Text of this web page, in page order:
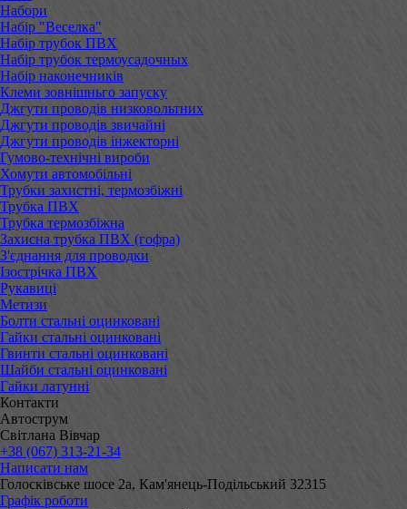
Набори
Набір "Веселка"
Набір трубок ПВХ
Набір трубок термоусадочных
Набір наконечників
Клеми зовнішньго запуску
Джгути проводів низковольтних
Джгути проводів звичайні
Джгути проводів інжекторні
Гумово-технічні вироби
Хомути автомобільні
Трубки захистні, термозбіжні
Трубка ПВХ
Трубка термозбіжна
Захисна трубка ПВХ (гофра)
З'єднання для проводки
Ізострічка ПВХ
Рукавиці
Метизи
Болти стальні оцинковані
Гайки стальні оцинковані
Гвинти стальні оцинковані
Шайби стальні оцинковані
Гайки латунні
Контакти
Автострум
Світлана Вівчар
+38 (067) 313-21-34
Написати нам
Голосківське шосе 2а, Кам'янець-Подільський 32315
Графік роботи